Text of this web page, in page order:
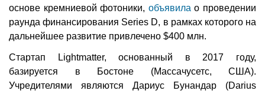
основе кремниевой фотоники, объявила о проведении
раунда финансирования Series D, в рамках которого на
дальнейшее развитие привлечено $400 млн.
Стартап Lightmatter, основанный в 2017 году,
базируется в Бостоне (Массачусетс, США).
Учредителями являются Дариус Бунандар (Darius